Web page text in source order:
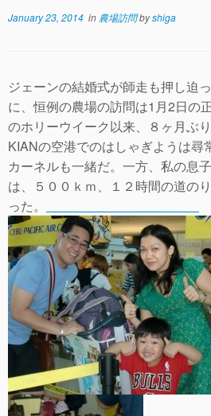
January 23, 2014 in 農場訪問byshiga
ジェーンの結婚式が師走も押し迫
に、恒例の農場の訪問は1月2日の
のホリーウイーク以来、８ヶ月ぶ
KIANの空港でのはしゃぎようは尋
カーネルも一緒だ。一方、私の息
は、５００ｋｍ、１２時間の道の
った。